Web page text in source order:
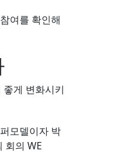
여를 확인해
게 변화시키
모델이자 박
의 WE